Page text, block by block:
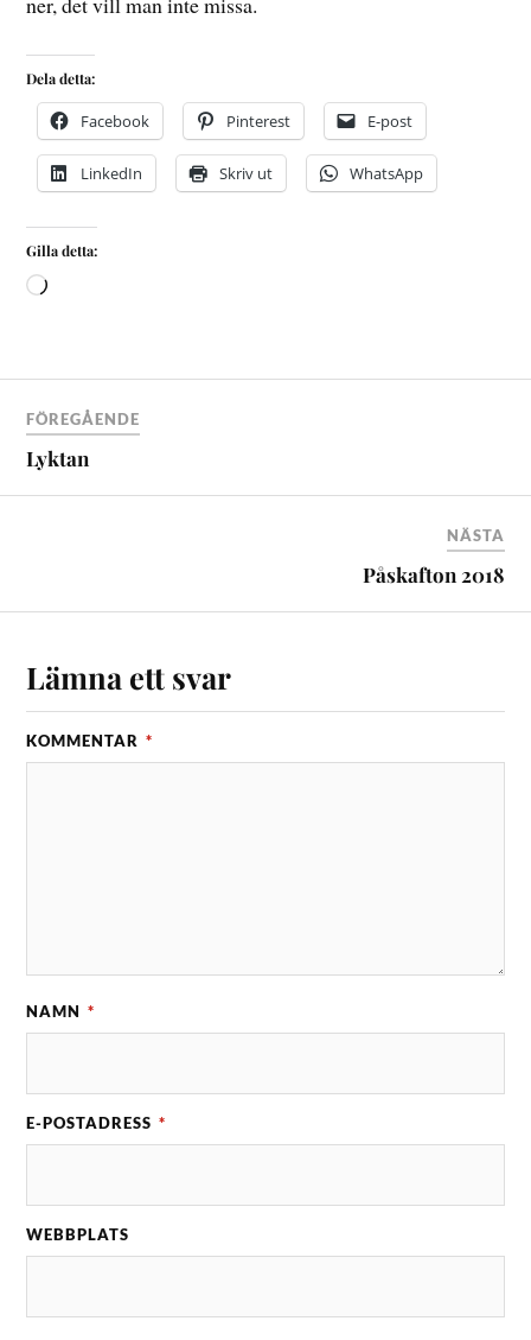
Dela detta:
Facebook Pinterest E-post
LinkedIn Skriv ut WhatsApp
Gilla detta:
FÖREGÅENDE
Lyktan
NÄSTA
Påskafton 2018
Lämna ett svar
KOMMENTAR *
NAMN *
E-POSTADRESS *
WEBBPLATS